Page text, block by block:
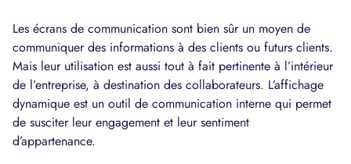
Les écrans de communication sont bien sûr un moyen de
communiquer des informations à des clients ou futurs clients.
Mais leur utilisation est aussi tout à fait pertinente à l’intérieur
de l’entreprise, à destination des collaborateurs. L’affichage
dynamique est un outil de communication interne qui permet
de susciter leur engagement et leur sentiment
d’appartenance.